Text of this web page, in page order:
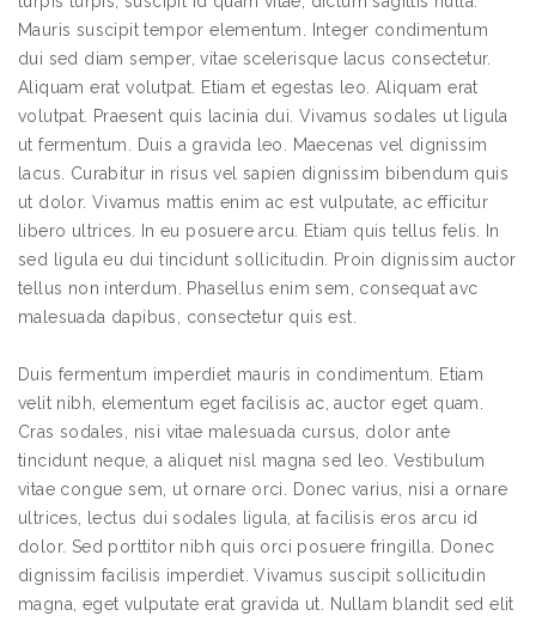
Mauris suscipit tempor elementum. Integer condimentum
dui sed diam semper, vitae scelerisque lacus consectetur.
Aliquam erat volutpat. Etiam et egestas leo. Aliquam erat
volutpat. Praesent quis lacinia dui. Vivamus sodales ut ligula
ut fermentum. Duis a gravida leo. Maecenas vel dignissim
lacus. Curabitur in risus vel sapien dignissim bibendum quis
ut dolor. Vivamus mattis enim ac est vulputate, ac efficitur
libero ultrices. In eu posuere arcu. Etiam quis tellus felis. In
sed ligula eu dui tincidunt sollicitudin. Proin dignissim auctor
tellus non interdum. Phasellus enim sem, consequat avc
malesuada dapibus, consectetur quis est.
Duis fermentum imperdiet mauris in condimentum. Etiam
velit nibh, elementum eget facilisis ac, auctor eget quam.
Cras sodales, nisi vitae malesuada cursus, dolor ante
tincidunt neque, a aliquet nisl magna sed leo. Vestibulum
vitae congue sem, ut ornare orci. Donec varius, nisi a ornare
ultrices, lectus dui sodales ligula, at facilisis eros arcu id
dolor. Sed porttitor nibh quis orci posuere fringilla. Donec
dignissim facilisis imperdiet. Vivamus suscipit sollicitudin
magna, eget vulputate erat gravida ut. Nullam blandit sed elit